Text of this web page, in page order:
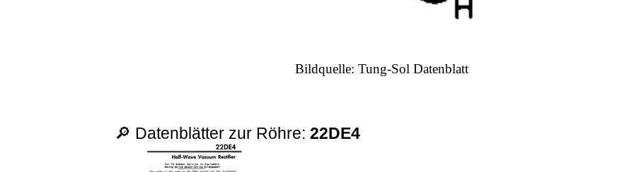
Bildquelle: Tung-Sol Datenblatt
🔎 Datenblätter zur Röhre:22DE4